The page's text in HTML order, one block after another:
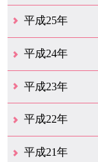
12月（13）
11月（12）
10月（13）
9月（16）
8月（17）
7月（11）
6月（13）
5月（5）
4月（16）
3月（16）
2月（15）
1月（11）
平成25年
12月（17）
11月（8）
10月（12）
9月（12）
8月（10）
7月（11）
6月（9）
5月（10）
4月（13）
3月（15）
2月（17）
1月（9）
平成24年
12月（11）
11月（8）
10月（9）
9月（13）
8月（7）
7月（11）
6月（10）
5月（14）
4月（9）
3月（17）
2月（6）
1月（20）
平成23年
12月（14）
11月（17）
10月（24）
9月（16）
8月（17）
7月（12）
6月（14）
5月（19）
4月（20）
3月（13）
2月（6）
1月（4）
平成22年
12月（10）
11月（19）
10月（17）
9月（26）
8月（19）
7月（14）
6月（13）
5月（10）
4月（12）
3月（25）
2月（14）
1月（14）
平成21年